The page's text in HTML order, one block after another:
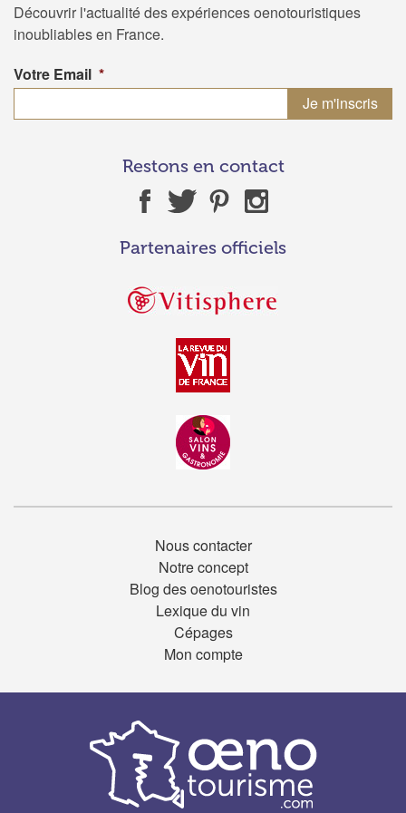
Découvrir l'actualité des expériences oenotouristiques
inoubliables en France.
Votre Email *
Restons en contact
Partenaires officiels
Nous contacter
Notre concept
Blog des oenotouristes
Lexique du vin
Cépages
Mon compte